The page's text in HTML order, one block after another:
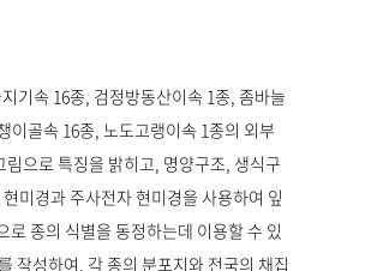
기속 16종, 검정방동산이속 1종, 좀바늘
이골속 16종, 노도고랭이속 1종의 외부
으로 특징을 밝히고, 명양구조, 생식구
미경과 주사전자 현미경을 사용하여 잎
종의 식별을 동정하는데 이용할 수 있
작성하여, 각 종의 분포지와 전국의 채집